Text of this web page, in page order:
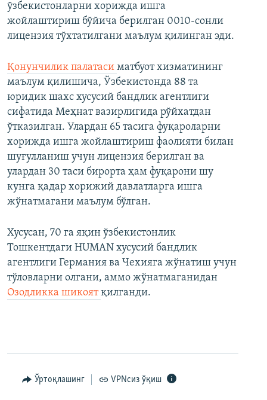
ўзбекистонларни хорижда ишга
жойлаштириш бўйича берилган 0010-сонли
лицензия тўхтатилгани маълум қилинган эди.
Қонунчилик палатаси матбуот хизматининг
маълум қилишича, Ўзбекистонда 88 та
юридик шахс хусусий бандлик агентлиги
сифатида Меҳнат вазирлигида рўйхатдан
ўтказилган. Улардан 65 тасига фуқароларни
хорижда ишга жойлаштириш фаолияти билан
шуғулланиш учун лицензия берилган ва
улардан 30 таси бирорта ҳам фуқарони шу
кунга қадар хорижий давлатларга ишга
жўнатмагани маълум бўлган.
Хусусан, 70 га яқин ўзбекистонлик
Тошкентдаги HUMAN хусусий бандлик
агентлиги Германия ва Чехияга жўнатиш учун
тўловларни олгани, аммо жўнатмаганидан
Озодликка шикоятқилганди.
Ўртоқлашинг VPNсиз ўқиш